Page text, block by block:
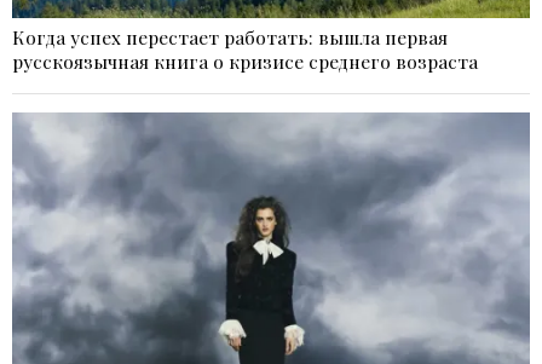
Когда успех перестает работать: вышла первая
русскоязычная книга о кризисе среднего возраста